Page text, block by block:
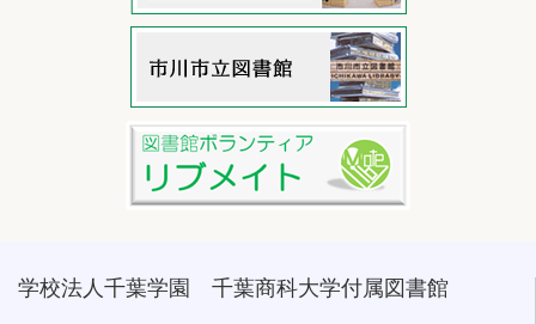
学校法人千葉学園 千葉商科大学付属図書館